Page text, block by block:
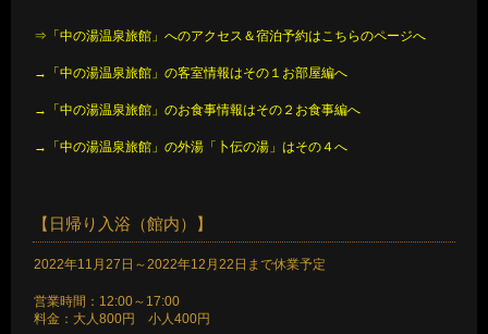
⇒「中の湯温泉旅館」へのアクセス＆宿泊予約はこちらのページへ
→「中の湯温泉旅館」の客室情報はその１お部屋編へ
→「中の湯温泉旅館」のお食事情報はその２お食事編へ
→「中の湯温泉旅館」の外湯「卜伝の湯」はその４へ
【日帰り入浴（館内）】
2022年11月27日～2022年12月22日まで休業予定
営業時間：12:00～17:00
料金：大人800円 小人400円